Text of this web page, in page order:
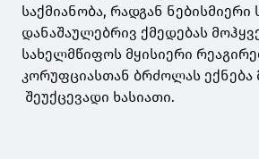
საქმიანობა, რადგან ნებისმიერი
დანაშაულებრივ ქმედებას
სახელმწიფოს მყისიერი
კორუფციასთან ბრძოლას ექნება
შეუქცევადი ხასიათი.